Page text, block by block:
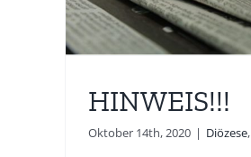
HINWEIS!!!
Oktober 14th, 2020 | Diözese,